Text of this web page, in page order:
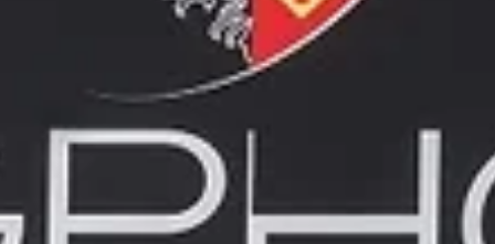
2024년 GPHG 수상작
지난 11월 13일 스위스 제네바에서 GPHG 2024의 시상식이 열렸다.
식의 이모저모와 수상작을 소개한다.